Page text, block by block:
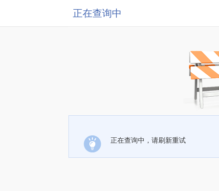
正在查询中
正在查询中，请刷新重试